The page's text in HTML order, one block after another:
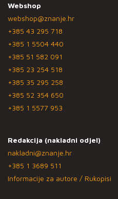
Webshop
webshop@znanje.hr
+385 43 295 718
+385 1 5504 440
+385 51 582 091
+385 23 254 518
+385 35 295 258
+385 52 354 650
+385 1 5577 953
Redakcija (nakladni odjel)
nakladni@znanje.hr
+385 1 3689 511
Informacije za autore / Rukopisi